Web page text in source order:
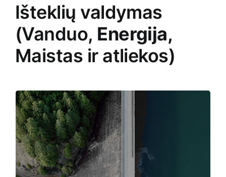
Išteklių valdymas
(Vanduo, Energija,
Maistas ir atliekos)
šis bandomasis projektas bus skirtas vandens ir